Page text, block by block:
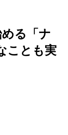
る「ナ
ことも実